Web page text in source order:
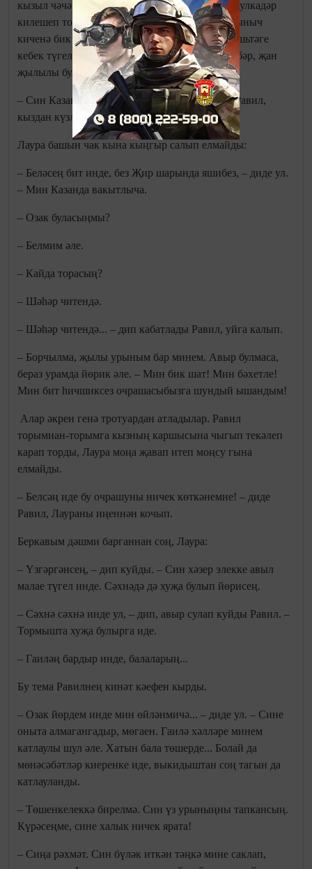
кызыл чәчәкле шәл – Лаураның киеме үзенә шулкадәр
килешеп тора, сагышлы елмаюы исә көзнең тыныч
киченә бик тәңгәл иде. Үзгәргән ул, унҗиде яшьтәге
кебек түгел, олыгаю сизелә, әмма элеккечә чибәр, җан
җылылы булып калган.
– Син Казанда яшисеңме әллә? – дип сорады Равил,
кыздан күзләрен алмыйча.
Лаура башын чак кына кыңгыр салып елмайды:
– Беләсең бит инде, без Җир шарында яшибез, – диде ул.
– Мин Казанда вакытлыча.
– Озак буласыңмы?
– Белмим әле.
– Кайда торасың?
– Шәһәр читендә.
– Шәһәр читендә... – дип кабатлады Равил, уйга калып.
– Борчылма, җылы урыным бар минем. Авыр булмаса,
бераз урамда йөрик әле. – Мин бик шат! Мин бәхетле!
Мин бит һичшиксез очрашасыбызга шундый ышандым!
Алар әкрен генә тротуардан атладылар. Равил
торымнан-торымга кызның каршысына чыгып текәлеп
карап торды, Лаура моңа җавап итеп моңсу гына
елмайды.
– Белсәң иде бу очрашуны ничек көткәнемне! – диде
Равил, Лаураны иңеннән кочып.
Беркавым дәшми барганнан соң, Лаура:
– Үзгәргәнсең, – дип куйды. – Син хәзер элекке авыл
малае түгел инде. Сәхнәдә дә хуҗа булып йөрисең.
– Сәхнә сәхнә инде ул, – дип, авыр сулап куйды Равил. –
Тормышта хуҗа булырга иде.
– Гаиләң бардыр инде, балаларың...
Бу тема Равилнең кинәт кәефен кырды.
– Озак йөрдем инде мин өйләнмичә... – диде ул. – Сине
оныта алмагангадыр, мөгаен. Гаилә хәлләре минем
катлаулы шул әле. Хатын бала төшерде... Болай да
мөнәсәбәтләр киеренке иде, выкидыштан соң тагын да
катлауланды.
– Төшенкелеккә бирелмә. Син үз урыныңны тапкансың.
Күрәсеңме, сине халык ничек ярата!
– Сиңа рәхмәт. Син бүләк иткән тәңкә мине саклап,